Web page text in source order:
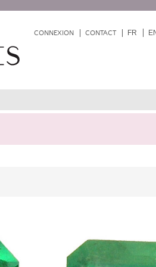
CONNEXION CONTACT FR